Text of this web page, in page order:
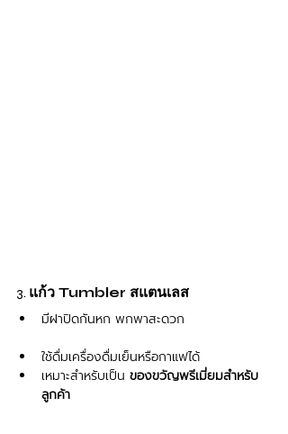
3. แก้ว Tumbler สแตนเลส
มีฝาปิดกันหก พกพาสะดวก
ใช้ดื่มเครื่องดื่มเย็นหรือกาแฟได้
เหมาะสำหรับเป็น ของขวัญพรีเมี่ยมสำหรับ
ลูกค้า